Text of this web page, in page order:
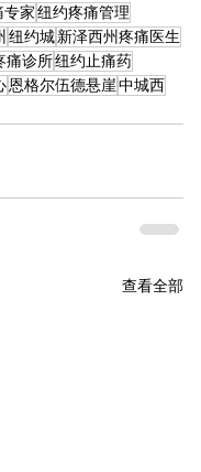
专家纽约疼痛管理
纽约城新泽西州疼痛医生
痛诊所纽约止痛药
恩格尔伍德悬崖中城西
查看全部